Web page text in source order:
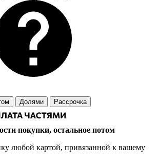
Долями Рассрочка
покупки, остальное потом
любой картой, привязанной к вашему